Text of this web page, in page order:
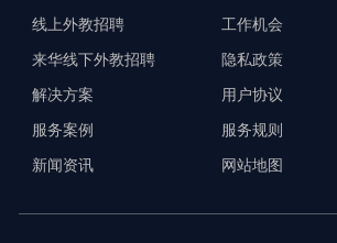
线上外教招聘
来华线下外教招聘
解决方案
服务案例
新闻资讯
工作机会
隐私政策
用户协议
服务规则
网站地图